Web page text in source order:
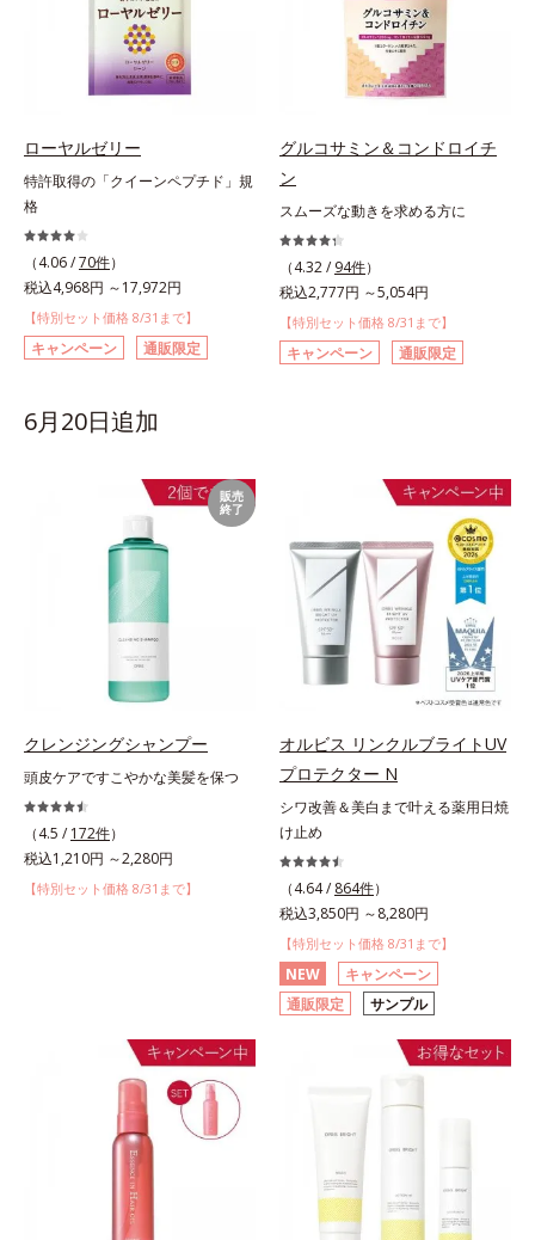
ローヤルゼリー
特許取得の「クイーンペプチド」規
格
（4.06 /70件）
税込4,968円 ～17,972円
【特別セット価格 8/31まで】
キャンペーン 通販限定
グルコサミン＆コンドロイチ
ン
スムーズな動きを求める方に
（4.32 / 94件）
税込2,777円 ～5,054円
【特別セット価格 8/31まで】
キャンペーン 通販限定
6月20日追加
販売
終了
クレンジングシャンプー
頭皮ケアですこやかな美髪を保つ
（4.5 / 172件）
税込1,210円 ～2,280円
【特別セット価格 8/31まで】
オルビス リンクルブライトUV
プロテクター N
シワ改善＆美白まで叶える薬用日焼
け止め
（4.64 / 864件）
税込3,850円 ～8,280円
【特別セット価格 8/31まで】
NEW
キャンペーン
通販限定
サンプル